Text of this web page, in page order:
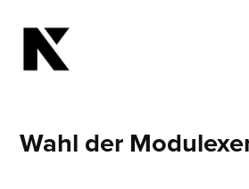
Wahl der